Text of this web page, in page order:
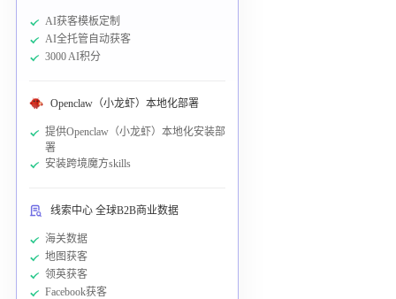
AI获客模板定制
AI全托管自动获客
3000 AI积分
Openclaw（小龙虾）本地化部署
提供Openclaw（小龙虾）本地化安装部
署
安装跨境魔方skills
线索中心 全球B2B商业数据
海关数据
地图获客
领英获客
Facebook获客